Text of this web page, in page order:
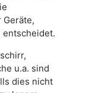
entscheidet.
u.a. sind
dies nicht